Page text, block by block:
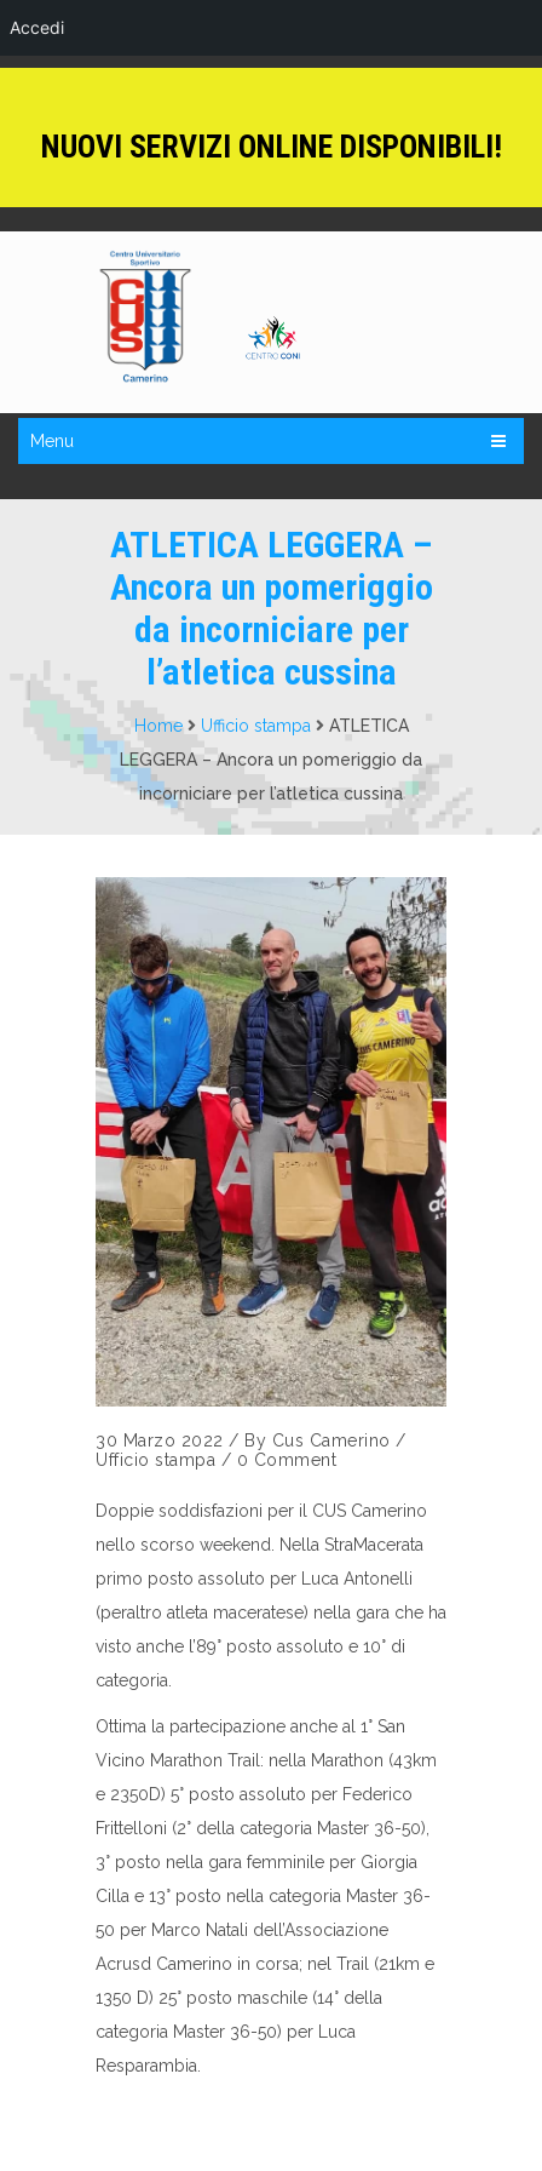
Accedi
NUOVI SERVIZI ONLINE DISPONIBILI!
Menu
ATLETICA LEGGERA –
Ancora un pomeriggio
da incorniciare per
l’atletica cussina
Home Ufficio stampa
ATLETICA
LEGGERA – Ancora un pomeriggio da
incorniciare per l’atletica cussina
30 Marzo 2022 / By Cus Camerino /
Ufficio stampa / 0 Comment
Doppie soddisfazioni per il CUS Camerino
nello scorso weekend. Nella StraMacerata
primo posto assoluto per Luca Antonelli
(peraltro atleta maceratese) nella gara che ha
visto anche l’89° posto assoluto e 10° di
categoria.
Ottima la partecipazione anche al 1° San
Vicino Marathon Trail: nella Marathon (43km
e 2350D) 5° posto assoluto per Federico
Frittelloni (2° della categoria Master 36-50),
3° posto nella gara femminile per Giorgia
Cilla e 13° posto nella categoria Master 36-
50 per Marco Natali dell’Associazione
Acrusd Camerino in corsa; nel Trail (21km e
1350 D) 25° posto maschile (14° della
categoria Master 36-50) per Luca
Resparambia.